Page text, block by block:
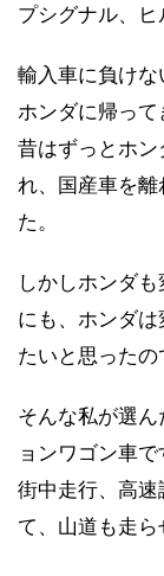
プシグナル、ヒ
輸入車に負け
ホンダに帰って
昔はずっとホ
れ、国産車を
た。
しかしホンダ
にも、ホンダ
たいと思ったの
そんな私が選
ョンワゴン車で
街中走行、高
て、山道も走ら